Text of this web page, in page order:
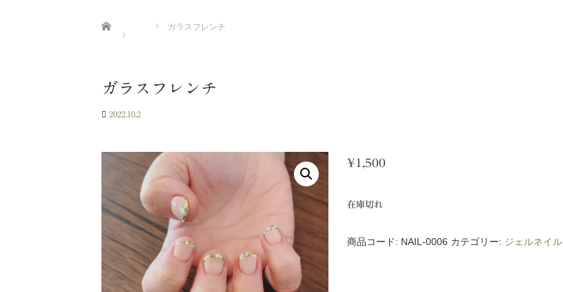
Home ガラスフレンチ
ガラスフレンチ
2022.10.2
¥1,500
在庫切れ
商品コード: NAIL-0006 カテゴリー: ジェルネイル